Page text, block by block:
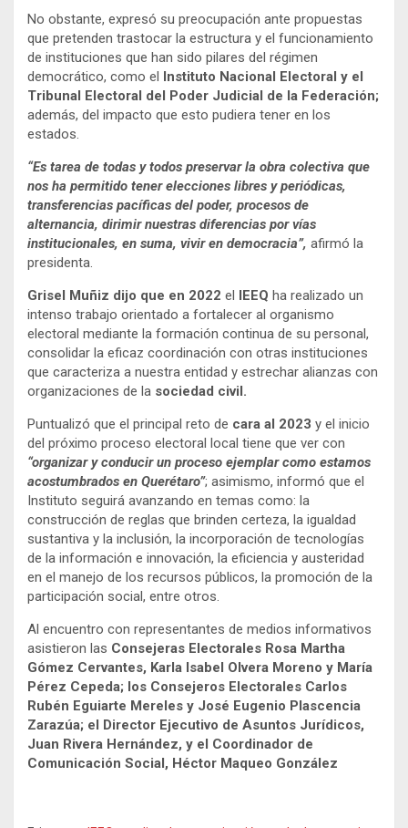
No obstante, expresó su preocupación ante propuestas
que pretenden trastocar la estructura y el funcionamiento
de instituciones que han sido pilares del régimen
democrático, como el Instituto Nacional Electoral y el
Tribunal Electoral del Poder Judicial de la Federación;
además, del impacto que esto pudiera tener en los
estados.
“Es tarea de todas y todos preservar la obra colectiva que
nos ha permitido tener elecciones libres y periódicas,
transferencias pacíficas del poder, procesos de
alternancia, dirimir nuestras diferencias por vías
institucionales, en suma, vivir en democracia”, afirmó la
presidenta.
Grisel Muñiz dijo que en 2022 el IEEQ ha realizado un
intenso trabajo orientado a fortalecer al organismo
electoral mediante la formación continua de su personal,
consolidar la eficaz coordinación con otras instituciones
que caracteriza a nuestra entidad y estrechar alianzas con
organizaciones de la sociedad civil.
Puntualizó que el principal reto de cara al 2023 y el inicio
del próximo proceso electoral local tiene que ver con
“organizar y conducir un proceso ejemplar como estamos
acostumbrados en Querétaro”; asimismo, informó que el
Instituto seguirá avanzando en temas como: la
construcción de reglas que brinden certeza, la igualdad
sustantiva y la inclusión, la incorporación de tecnologías
de la información e innovación, la eficiencia y austeridad
en el manejo de los recursos públicos, la promoción de la
participación social, entre otros.
Al encuentro con representantes de medios informativos
asistieron las Consejeras Electorales Rosa Martha
Gómez Cervantes, Karla Isabel Olvera Moreno y María
Pérez Cepeda; los Consejeros Electorales Carlos
Rubén Eguiarte Mereles y José Eugenio Plascencia
Zarazúa; el Director Ejecutivo de Asuntos Jurídicos,
Juan Rivera Hernández, y el Coordinador de
Comunicación Social, Héctor Maqueo González